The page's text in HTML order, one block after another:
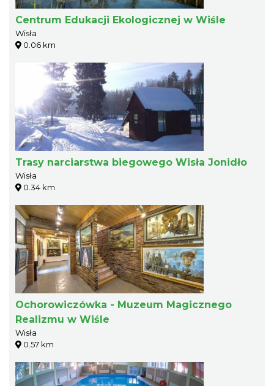
Centrum Edukacji Ekologicznej w Wiśle
Wisła
0.06 km
Trasy narciarstwa biegowego Wisła Jonidło
Wisła
0.34 km
Ochorowiczówka - Muzeum Magicznego
Realizmu w Wiśle
Wisła
0.57 km